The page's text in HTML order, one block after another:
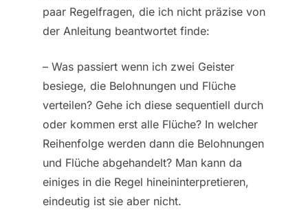
paar Regelfragen, die ich nicht präzise von
der Anleitung beantwortet finde:
– Was passiert wenn ich zwei Geister
besiege, die Belohnungen und Flüche
verteilen? Gehe ich diese sequentiell durch
oder kommen erst alle Flüche? In welcher
Reihenfolge werden dann die Belohnungen
und Flüche abgehandelt? Man kann da
einiges in die Regel hineininterpretieren,
eindeutig ist sie aber nicht.